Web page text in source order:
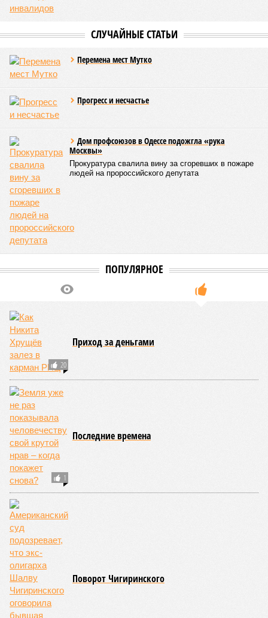
невообразимыми: наводнение погребло под собой
по площади Карелии, шести Курским или Калужским
В общем, недаром события 1931-го находятся на первом
месте в списке самых смертоносных стихийных бедствий,
когда-либо происходивших на планете. Число
пострадавших в тот год достигло 53 млн человек, число
погибших, по некоторым оценкам, составило 4 миллиона.
1887 года вода прорвала многочисленные дамбы на реке
Хуанхэ и быстро залила почти весь Северный Китай, так
как местность там довольно низменная, и потоп просто не
встречал препятствий на своём пути, уничтожая деревни и
целые города. Водой залило 130 тыс. квадратных
километров (а это больше территорий Оренбургской или
Кировской областей), 2 млн человек остались без крова,
ещё столько же погибли в результате спровоцированной
катастрофой пандемии.
Третье место по кровожадности в рейтинге стихийных
ставший самым мощным среди себе подобных за всю
Бангладеш, тогда называвшейся Восточным Пакистаном, и
индийского штата Западная Бенгалия. Шторма унесли
жизни полумиллиона человек.
Кажется, стремящаяся сохранить свою чистоту природа
что-то знала о том, какие именно страны станут со
временем самыми «грязными» в плане производств, и
планомерно подтачивала их демографию. А как ещё
объяснить то, что в топ-10 природных катастроф почти все
места занимают бедствия, разразившиеся в Индии,
Пакистане, Бангладеш и Турции? Что характерно, Россию и
Европу подобные катастрофы никогда не затрагивали,
здесь беды были другими, включая массовый голод и
масштабные эпидемии вроде бубонной чумы (200 млн
погибших) или «испанки» (по разным оценкам, от 17,4 до
100 млн погибших во всём мире).
Когда земля – дыбом
Но это дела давно минувших дней. А что нам ждать в
дальнейшем? Авторы энциклопедии A-Z Animals,
основываясь на современных научных исследованиях и
глобальных тенденциях, составили свой список
потенциально самых смертоносных стихийных бедствий,
угрожающих человечеству непосредственно сейчас, в XXI